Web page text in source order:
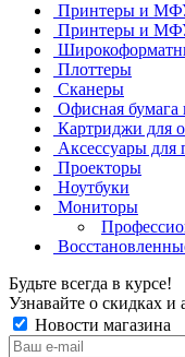
Принтеры и
Принтеры и
Плоттеры
Сканеры
Офисная бумага
Картриджи для
Аксессуары
Проекторы
Ноутбуки
Мониторы
Будьте всегда в курсе!
Узнавайте о скидках
Новости магазина